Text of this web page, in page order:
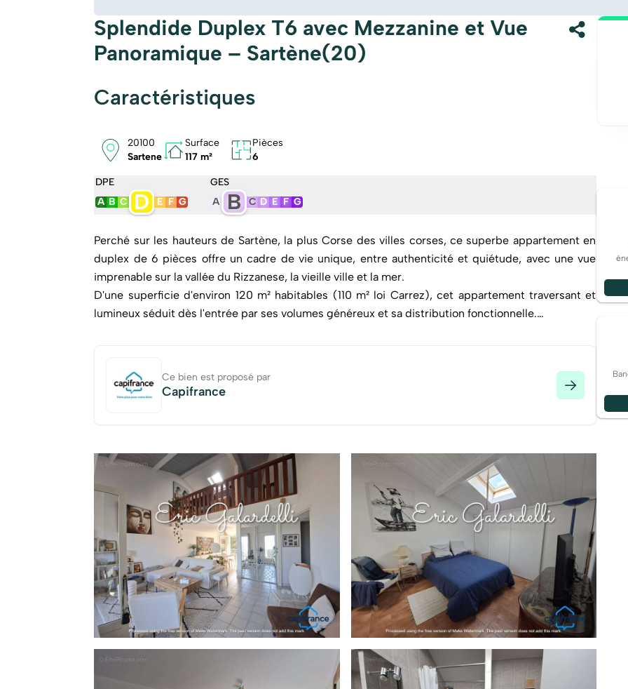
Splendide Duplex T6 avec Mezzanine et Vue
Panoramique – Sartène(20)
Caractéristiques
20100
Sartene
Surface
117 m²
Pièces
6
DPE
A B C D E F G
GES
A
B C D E F G
Perché sur les hauteurs de Sartène, la plus Corse des villes corses, ce superbe appartement en
duplex de 6 pièces offre un cadre de vie unique, entre authenticité et quiétude, avec une vue
imprenable sur la vallée du Rizzanese, la vieille ville et la mer.
D'une superficie d'environ 120 m² habitables (110 m² loi Carrez), cet appartement traversant et
lumineux séduit dès l'entrée par ses volumes généreux et sa distribution fonctionnelle.
panoramique, idéale pour profiter de la vue et du soleil,
• D'une cuisine indépendante,
À l'étage :
• Une vaste mezzanine lumineuse offrant de multiples possibilités d'aménagement,
• Un bureau indépendant,
• Une grande chambre avec salle d'eau et WC privatifs.
Deux places de stationnement, une cave ainsi que de nombreux rangements et dressing
complètent ce bien.
Situé dans une résidence calme et recherchée, à proximité du Lycée, du centre historique, des
commerces et à 15 minutes des plages, cet appartement combine confort, espace et panorama
exceptionnel.
À mi-chemin entre les deux aéroports internationaux de l'île, il constitue un pied-à-terre idéal ou
une résidence principale de charme.
Nombre de lots de la copropriété : 159, Montant moyen annuel de la quote-part de charges
Ce bien est proposé par
Capifrance